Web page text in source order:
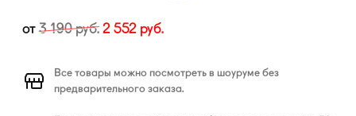
от 3 190руб. 2 552 руб.
Все товары можно посмотреть в шоуруме без
предварительного заказа.